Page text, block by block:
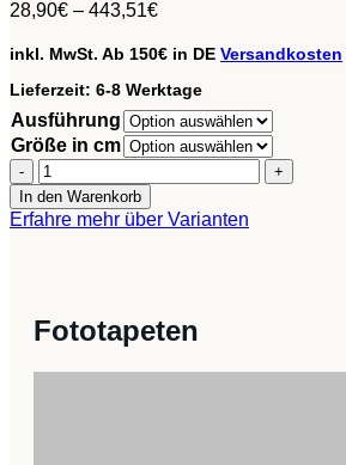
28,90€ – 443,51€
inkl. MwSt. Ab 150€ in DE Versandkosten
Lieferzeit: 6-8 Werktage
Ausführung
Größe in cm
Fototapete
-
Klimt
inspiration:
In den Warenkorb
Erfahre mehr über Varianten
Fototapeten